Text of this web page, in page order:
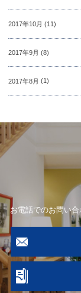
2017年10月 (11)
2017年9月 (8)
2017年8月 (1)
お電話でのお問い